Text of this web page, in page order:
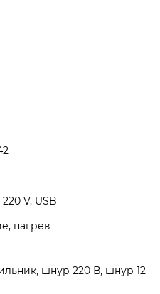
220 V, USB
нагрев
шнур 220 В, шнур 12